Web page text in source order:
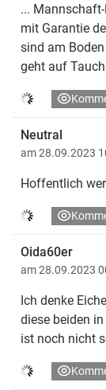
...
mit Garantie
sind am
geht auf
Neutral
am 28.09.2023
Hoffentlich
Oida60er
am 28.09.2023
Ich denke
diese beiden
ist noch nicht